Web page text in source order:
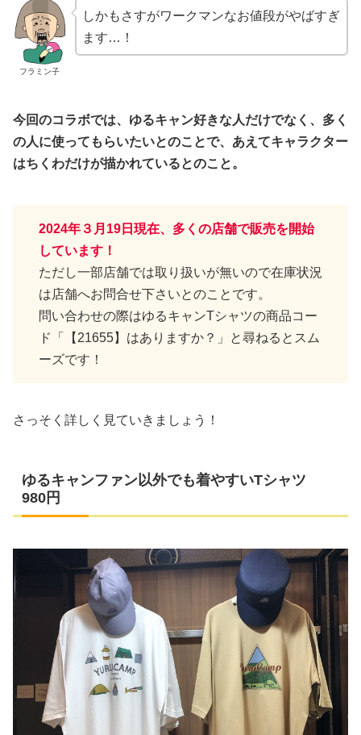
フラミン子
しかもさすがワークマンなお値段がやばすぎ
ます…！
今回のコラボでは、ゆるキャン好きな人だけでなく、多く
の人に使ってもらいたいとのことで、あえてキャラクター
はちくわだけが描かれているとのこと。
2024年３月19日現在、多くの店舗で販売を開始
しています！
ただし一部店舗では取り扱いが無いので在庫状況
は店舗へお問合せ下さいとのことです。
問い合わせの際はゆるキャンTシャツの商品コー
ド「【21655】はありますか？」と尋ねるとスム
ーズです！
さっそく詳しく見ていきましょう！
ゆるキャンファン以外でも着やすいTシャツ
980円